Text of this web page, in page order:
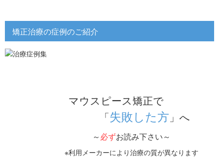
矯正治療の症例のご紹介
マウスピース矯正で
「 失敗した方 」へ
～必ずお読み下さい～
※利用メーカーにより治療の質が異なります